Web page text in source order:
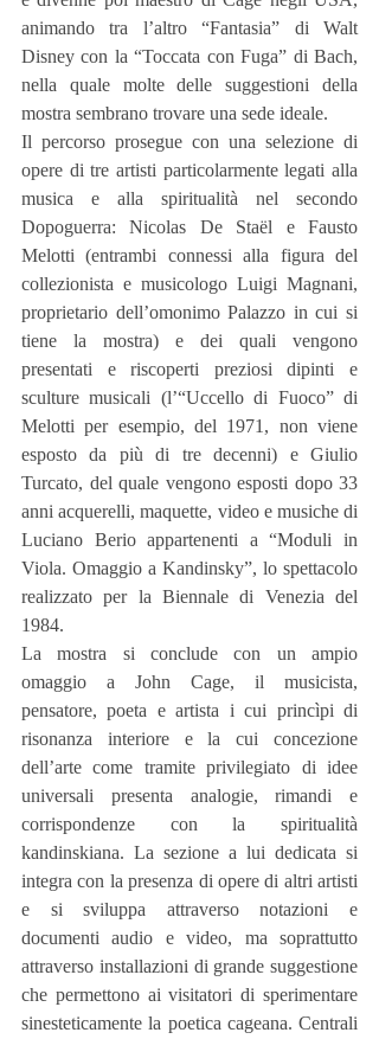
animando tra l’altro “Fantasia” di Walt
Disney con la “Toccata con Fuga” di Bach,
nella quale molte delle suggestioni della
mostra sembrano trovare una sede ideale.
Il percorso prosegue con una selezione di
opere di tre artisti particolarmente legati alla
musica e alla spiritualità nel secondo
Dopoguerra: Nicolas De Staël e Fausto
Melotti (entrambi connessi alla figura del
collezionista e musicologo Luigi Magnani,
proprietario dell’omonimo Palazzo in cui si
tiene la mostra) e dei quali vengono
presentati e riscoperti preziosi dipinti e
sculture musicali (l’“Uccello di Fuoco” di
Melotti per esempio, del 1971, non viene
esposto da più di tre decenni) e Giulio
Turcato, del quale vengono esposti dopo 33
anni acquerelli, maquette, video e musiche di
Luciano Berio appartenenti a “Moduli in
Viola. Omaggio a Kandinsky”, lo spettacolo
realizzato per la Biennale di Venezia del
1984.
La mostra si conclude con un ampio
omaggio a John Cage, il musicista,
pensatore, poeta e artista i cui princìpi di
risonanza interiore e la cui concezione
dell’arte come tramite privilegiato di idee
universali presenta analogie, rimandi e
corrispondenze con la spiritualità
kandinskiana. La sezione a lui dedicata si
integra con la presenza di opere di altri artisti
e si sviluppa attraverso notazioni e
documenti audio e video, ma soprattutto
attraverso installazioni di grande suggestione
che permettono ai visitatori di sperimentare
sinesteticamente la poetica cageana. Centrali